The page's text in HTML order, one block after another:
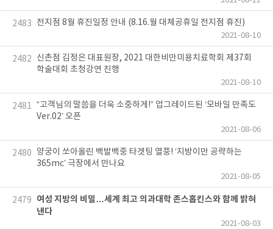
2483 전지점 8월 휴진일정 안내 (8.16.월 대체공휴일 전지점 휴진)
2021-08-10
2482
신촌점 김정은 대표원장, 2021 대한비만미용치료학회 제37회
학술대회 초청강연 진행
2021-08-10
2481 “고객님의 말씀을 더욱 소중하게!” 업그레이드된 ‘모바일 만족도
Ver.02’ 오픈
2021-08-06
2480
양궁이 쏘아올린 백발백중 타겟팅 열풍! ‘지방이만 공략하는
365mc’ 극장에서 만나요
2021-08-05
2479
여성 지방의 비밀…세계 최고 의과대학 존스홉킨스와 함께 밝혀
낸다
2021-08-03